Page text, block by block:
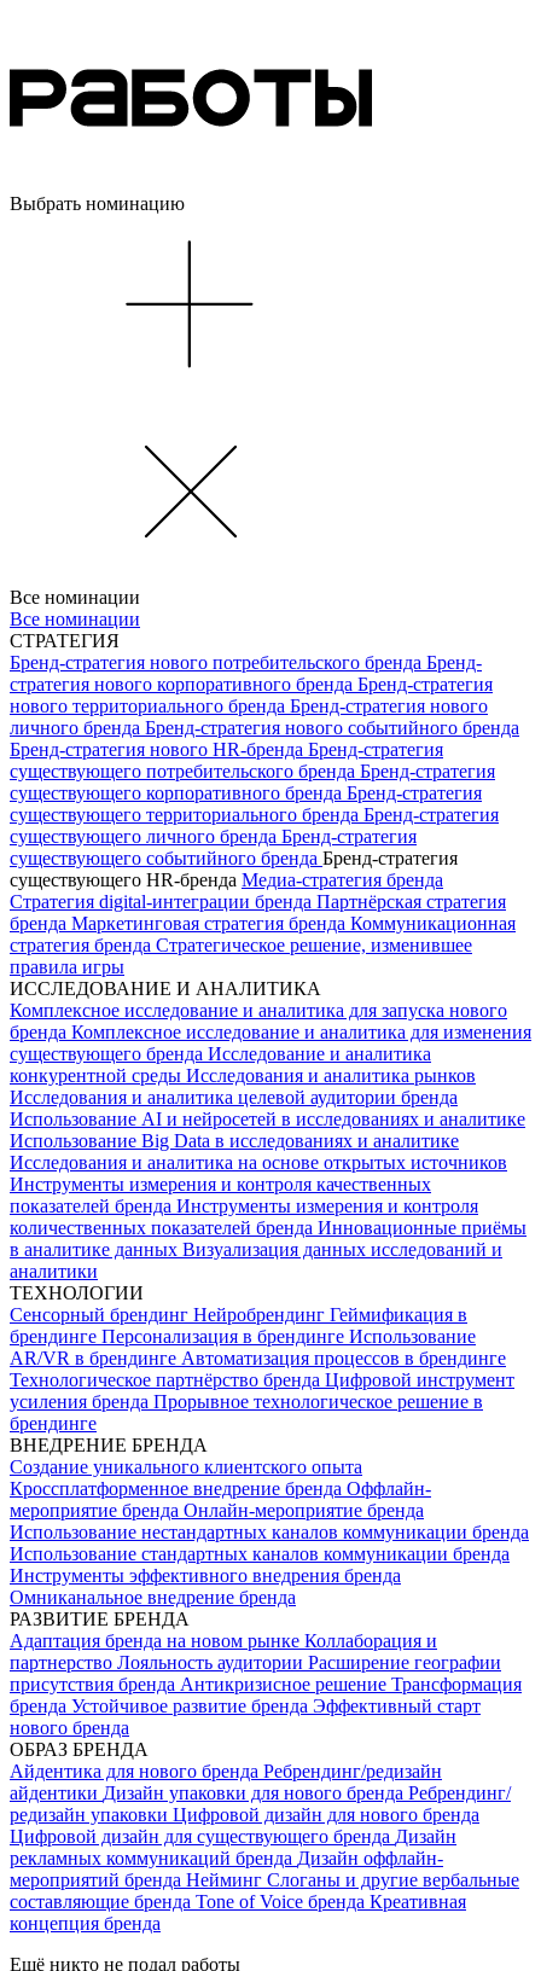
Выбрать номинацию
Все номинации
Все номинации
СТРАТЕГИЯ
Бренд-стратегия нового потребительского бренда Бренд-
стратегия нового корпоративного бренда Бренд-стратегия
нового территориального бренда Бренд-стратегия нового
личного бренда Бренд-стратегия нового событийного бренда
Бренд-стратегия нового HR-бренда Бренд-стратегия
существующего потребительского бренда Бренд-стратегия
существующего корпоративного бренда Бренд-стратегия
существующего территориального бренда Бренд-стратегия
существующего личного бренда Бренд-стратегия
существующего событийного бренда Бренд-стратегия
существующего HR-бренда Медиа-стратегия бренда
Стратегия digital-интеграции бренда Партнёрская стратегия
бренда Маркетинговая стратегия бренда Коммуникационная
стратегия бренда Стратегическое решение, изменившее
правила игры
ИССЛЕДОВАНИЕ И АНАЛИТИКА
Комплексное исследование и аналитика для запуска нового
бренда Комплексное исследование и аналитика для изменения
существующего бренда Исследование и аналитика
конкурентной среды Исследования и аналитика рынков
Исследования и аналитика целевой аудитории бренда
Использование AI и нейросетей в исследованиях и аналитике
Использование Big Data в исследованиях и аналитике
Исследования и аналитика на основе открытых источников
Инструменты измерения и контроля качественных
показателей бренда Инструменты измерения и контроля
количественных показателей бренда Инновационные приёмы
в аналитике данных Визуализация данных исследований и
аналитики
ТЕХНОЛОГИИ
Сенсорный брендинг Нейробрендинг Геймификация в
брендинге Персонализация в брендинге Использование
AR/VR в брендинге Автоматизация процессов в брендинге
Технологическое партнёрство бренда Цифровой инструмент
усиления бренда Прорывное технологическое решение в
брендинге
ВНЕДРЕНИЕ БРЕНДА
Создание уникального клиентского опыта
Кроссплатформенное внедрение бренда Оффлайн-
мероприятие бренда Онлайн-мероприятие бренда
Использование нестандартных каналов коммуникации бренда
Использование стандартных каналов коммуникации бренда
Инструменты эффективного внедрения бренда
Омниканальное внедрение бренда
РАЗВИТИЕ БРЕНДА
Адаптация бренда на новом рынке Коллаборация и
партнерство Лояльность аудитории Расширение географии
присутствия бренда Антикризисное решение Трансформация
бренда Устойчивое развитие бренда Эффективный старт
нового бренда
ОБРАЗ БРЕНДА
Айдентика для нового бренда Ребрендинг/редизайн
айдентики Дизайн упаковки для нового бренда Ребрендинг/
редизайн упаковки Цифровой дизайн для нового бренда
Цифровой дизайн для существующего бренда Дизайн
рекламных коммуникаций бренда Дизайн оффлайн-
мероприятий бренда Нейминг Слоганы и другие вербальные
составляющие бренда Tone of Voice бренда Креативная
концепция бренда
Ещё никто не подал работы